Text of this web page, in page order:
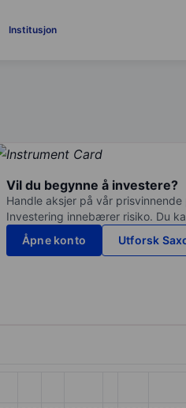
Institusjon
Vil du begynne å investere?
Handle aksjer på vår
Investering innebærer risiko. Du
Åpne konto
Utforsk